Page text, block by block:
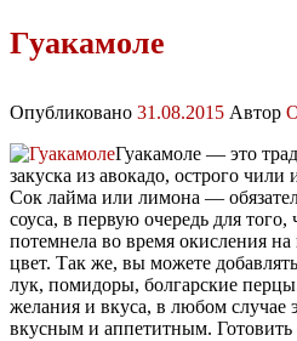
Гуакамоле
Опубликовано 31.08.2015 Автор
Гуакамоле — это
закуска из авокадо, острого
Сок лайма или лимона —
соуса, в первую очередь для
потемнела во время окисления на
цвет. Так же, вы можете
лук, помидоры, болгарские
желания и вкуса, в любом случае
вкусным и аппетитным.